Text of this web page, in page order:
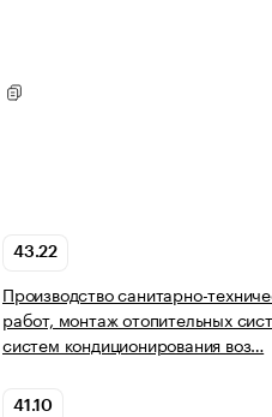
43.22
Производство санитарно-
работ, монтаж отопительных
систем кондиционирования воз…
41.10